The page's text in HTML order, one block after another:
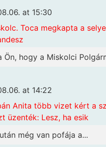
at 15:30
Toca megkapta a
Ön, hogy a Miskolci
at 14:22
Anita több vizet kért a
üzenték: Lesz, ha esik
még van pofája a...